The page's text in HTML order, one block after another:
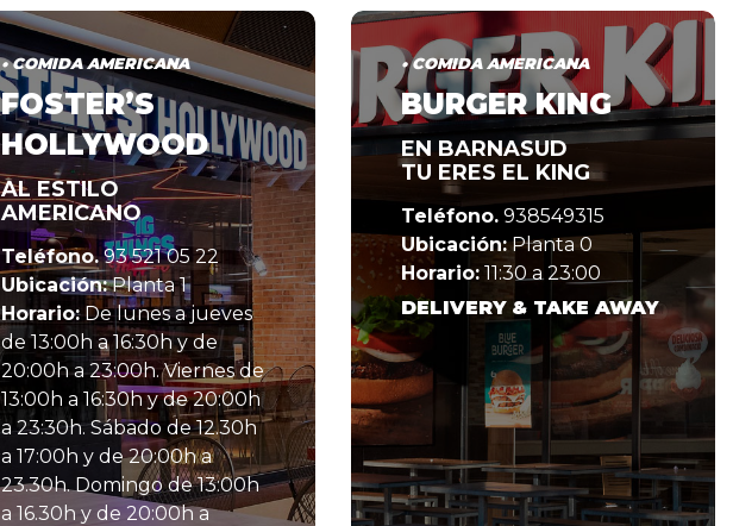
• COMIDA AMERICANA
FOSTER’S
HOLLYWOOD
AL ESTILO
AMERICANO
Teléfono.93 521 05 22
Ubicación:Planta 1
Horario:De lunes a jueves
de 13:00h a 16:30h y de
20:00h a 23:00h. Viernes de
13:00h a 16:30h y de 20:00h
a 23:30h. Sábado de 12.30h
a 17:00h y de 20:00h a
23.30h. Domingo de 13:00h
a 16.30h y de 20:00h a
• COMIDA AMERICANA
BURGER KING
EN BARNASUD
TU ERES EL KING
Teléfono. 938549315
Ubicación:Planta 0
Horario: 11:30 a 23:00
DELIVERY & TAKE AWAY